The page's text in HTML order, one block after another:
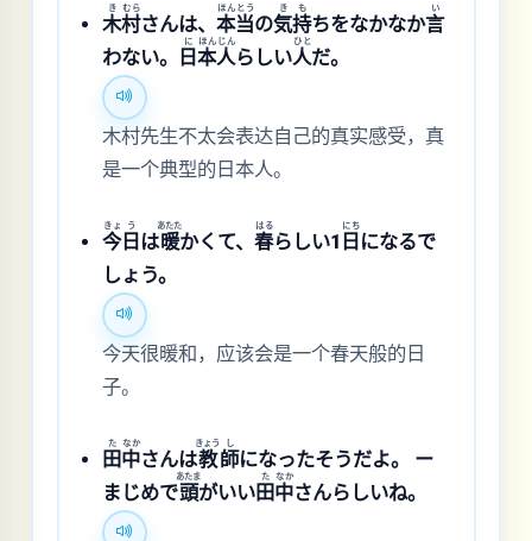
木
き
村
むら
さんは、本
ほん
当
とう
の気
き
持
も
ちをなかなか言
い
わない。 日
に
本
ほん
人
じん
らしい人
ひと
だ。
木村先生不太会表达自己的真实感受，真
是一个典型的日本人。
今
きょ
日
う
は暖
あたた
かくて、春
はる
らしい1 日
にち
になるで
しょう。
今天很暖和，应该会是一个春天般的日
子。
田
た
中
なか
さんは教
きょう
師
し
になったそうだよ。 ー
まじめで頭
あたま
がいい田
た
中
なか
さんらしいね。